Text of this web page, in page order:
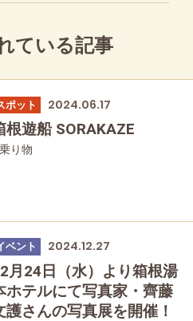
ている記事
ポット 2024.06.17
根遊船 SORAKAZE
り物
ベント 2024.12.27
月24日（水）より箱根湯
ホテルにて写真家・齊藤
護さんの写真展を開催！